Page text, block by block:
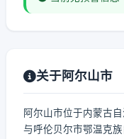
关于阿尔山市
阿尔山市位于内蒙古
与呼伦贝尔市鄂温克